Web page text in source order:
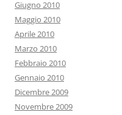
Giugno 2010
Maggio 2010
Aprile 2010
Marzo 2010
Febbraio 2010
Gennaio 2010
Dicembre 2009
Novembre 2009